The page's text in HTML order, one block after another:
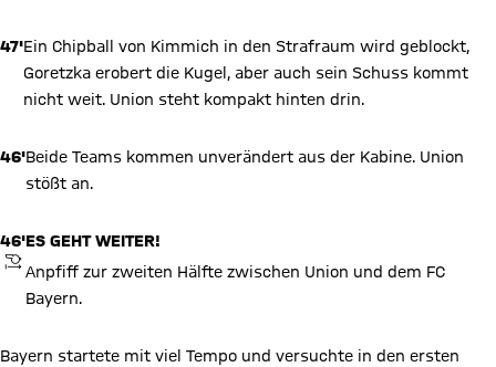
47'Ein Chipball von Kimmich in den Strafraum wird geblockt,
Goretzka erobert die Kugel, aber auch sein Schuss kommt
nicht weit. Union steht kompakt hinten drin.
46'Beide Teams kommen unverändert aus der Kabine. Union
stößt an.
46'
ANPFIFF
ES GEHT WEITER!
Anpfiff zur zweiten Hälfte zwischen Union und dem FC
Bayern.
Bayern startete mit viel Tempo und versuchte in den ersten